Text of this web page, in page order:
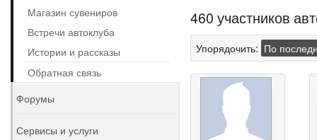
460 участников
Упорядочить: По
Магазин сувениров
Встречи автоклуба
Истории и рассказы
Обратная связь
Форумы
Сервисы и услуги